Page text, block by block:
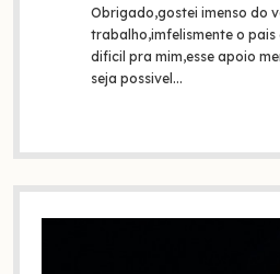
Obrigado,gostei imenso do
trabalho,imfelismente o pais
dificil pra mim,esse apoio
seja possivel…